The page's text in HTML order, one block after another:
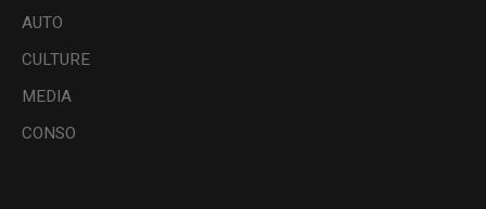
AUTO
CULTURE
MEDIA
CONSO